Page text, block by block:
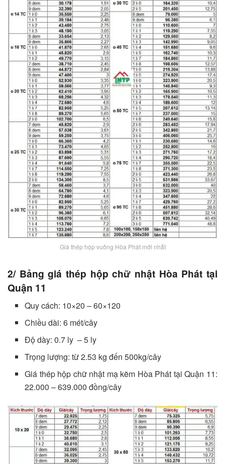
Giá thép hộp vuông Hòa Phát mới nhất
2/ Bảng giá thép hộp chữ nhật Hòa Phát tại
Quận 11
Quy cách: 10×20 – 60×120
Chiều dài: 6 mét/cây
Độ dày: 0.7 ly – 5 ly
Trọng lượng: từ 2.53 kg đến 500kg/cây
Giá thép hộp chữ nhật mạ kẽm Hòa Phát tại Quận 11:
22.000 – 639.000 đồng/cây